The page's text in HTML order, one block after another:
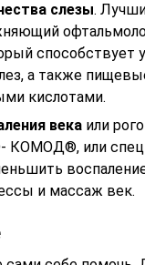
слезы.
способствует
а также
кислотами.
века или
КОМОД®, или
и массаж век.